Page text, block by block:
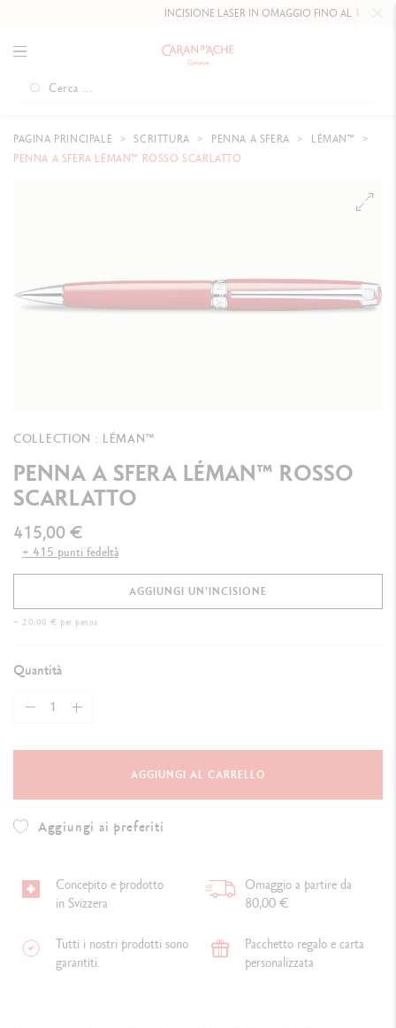
INCISIONE LASER IN OMAGGIO FINO AL10 MAGGIO
PAGINA PRINCIPALE SCRITTURA PENNA A SFERA
LÉMAN™
PENNA A SFERA LÉMAN™ ROSSO SCARLATTO
COLLECTION : LÉMAN™
PENNA A SFERA LÉMAN™ ROSSO
SCARLATTO
415,00 €
+ 415 punti fedeltà
AGGIUNGI UN'INCISIONE
+ 20,00 € per penna
Quantità
AGGIUNGI AL CARRELLO
Aggiungi ai preferiti
Concepito e prodotto
in Svizzera
Omaggio a partire da
80,00 €
Tutti i nostri prodotti sono
garantiti.
Pacchetto regalo e carta
personalizzata